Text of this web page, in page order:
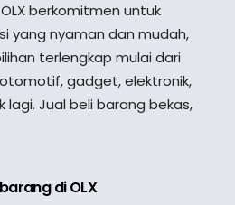
berkomitmen untuk
yang nyaman dan mudah,
terlengkap mulai dari
gadget, elektronik,
lagi. Jual beli barang bekas,
di OLX